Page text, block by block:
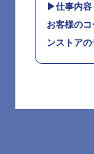
▶︎仕事内容
お客様の
ンストアの